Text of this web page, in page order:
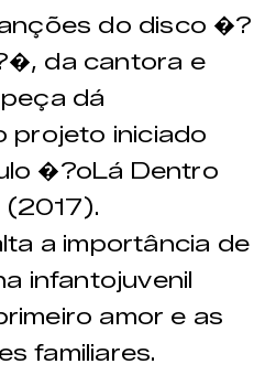
do disco �?
da cantora e
dá
projeto iniciado
�?oLá Dentro
a importância de
infantojuvenil
amor e as
familiares.